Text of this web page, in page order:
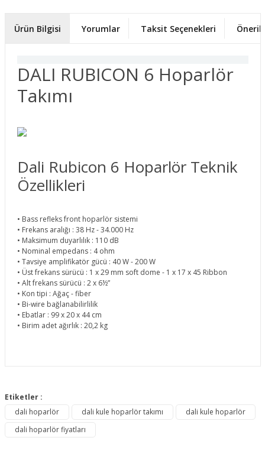
Ürün Bilgisi Yorumlar Taksit Seçenekleri
DALI RUBICON 6 Hoparlör
Takımı
Dali Rubicon 6 Hoparlör Teknik
Özellikleri
• Bass refleks front hoparlör sistemi
• Frekans aralığı : 38 Hz - 34.000 Hz
• Maksimum duyarlılık : 110 dB
• Nominal empedans : 4 ohm
• Tavsiye amplifikatör gücü : 40 W - 200 W
• Üst frekans sürücü : 1 x 29 mm soft dome - 1 x 17 x 45 Ribbon
• Alt frekans sürücü : 2 x 6½”
• Kon tipi : Ağaç - fiber
• Bi-wire bağlanabilirlilik
• Ebatlar : 99 x 20 x 44 cm
• Birim adet ağırlık : 20,2 kg
konularda yetersiz gördüğünüz noktaları öneri formunu
Görüş ve önerileriniz için teşekkür ederiz.
Etiketler :
dali hoparlör
dali kule hoparlör takımı
dali kule hoparlör
dali hoparlör fiyatları